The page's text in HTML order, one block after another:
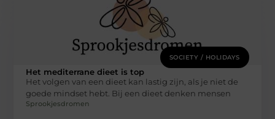
SOCIETY / HOLIDAYS
Het mediterrane dieet is top
Het volgen van een dieet kan lastig zijn, als je niet de
goede mindset hebt. Bij een dieet denken mensen
Sprookjesdromen